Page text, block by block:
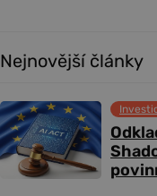
Nejnovější články